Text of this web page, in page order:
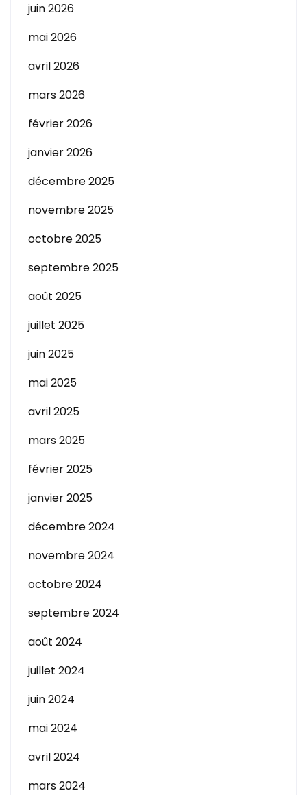
juin 2026
mai 2026
avril 2026
mars 2026
février 2026
janvier 2026
décembre 2025
novembre 2025
octobre 2025
septembre 2025
août 2025
juillet 2025
juin 2025
mai 2025
avril 2025
mars 2025
février 2025
janvier 2025
décembre 2024
novembre 2024
octobre 2024
septembre 2024
août 2024
juillet 2024
juin 2024
mai 2024
avril 2024
mars 2024